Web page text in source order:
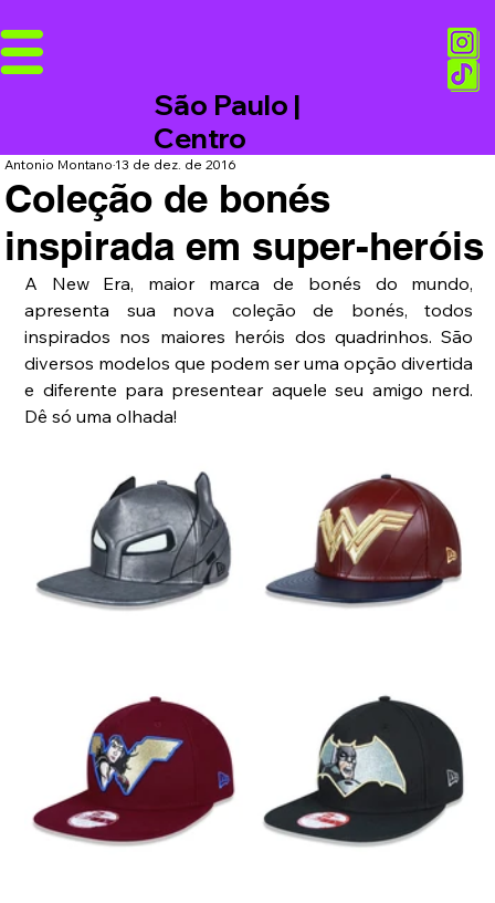
São Paulo |
Centro
Coleção de bonés
inspirada em super-heróis
Antonio Montano13 de dez. de 2016
A New Era, maior marca de bonés do mundo,
apresenta sua nova coleção de bonés, todos
inspirados nos maiores heróis dos quadrinhos. São
diversos modelos que podem ser uma opção divertida
e diferente para presentear aquele seu amigo nerd.
Dê só uma olhada!